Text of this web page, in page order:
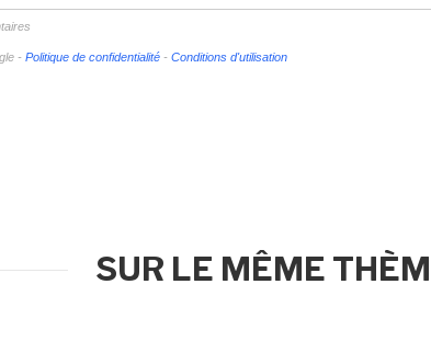
- Politique de confidentialité - Conditions d'utilisation
SUR LE MÊME